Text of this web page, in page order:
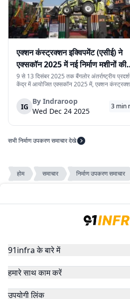
एक्शन कंस्ट्रक्शन इक्विपमेंट (एसीई) ने
एक्सकॉन 2025 में नई निर्माण मशीनों की
श्रृंखला पेश की
9 से 13 दिसंबर 2025 तक बैंगलोर अंतर्राष्ट्रीय
केंद्र में आयोजित एक्सकॉन 2025 में, एक्शन
पेश की। यह नई मशीनें निर्माण स्थलों पर काम की गति,
और संचालन को बेहतर बना...
IG
By Indraroop
Wed Dec 24 2025
3 min
सभी निर्माण उपकरण समाचार देखे
होम समाचार निर्माण उपकरण समाचार
91infra के बारे में
हमारे साथ काम करें
उपयोगी लिंक